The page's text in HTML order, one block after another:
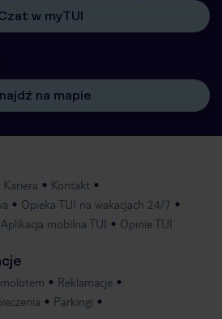
w myTUI
na mapie
Kariera
Kontakt
Opieka TUI na wakacjach 24/7
Aplikacja mobilna TUI Opinie TUI
Reklamacje
Parkingi